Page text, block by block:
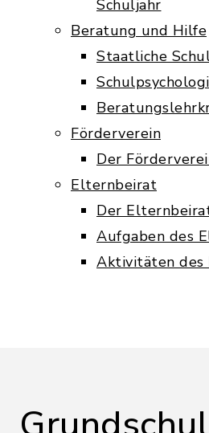
Schuljahr
Beratung und Hilfe
Staatliche
Förderverein
Der
Elternbeirat
Der
Aufgaben des
Aktivitäten